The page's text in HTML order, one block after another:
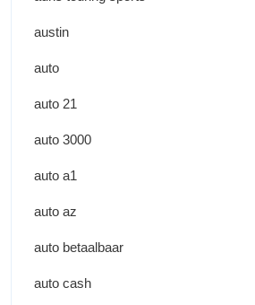
austin
auto
auto 21
auto 3000
auto a1
auto az
auto betaalbaar
auto cash